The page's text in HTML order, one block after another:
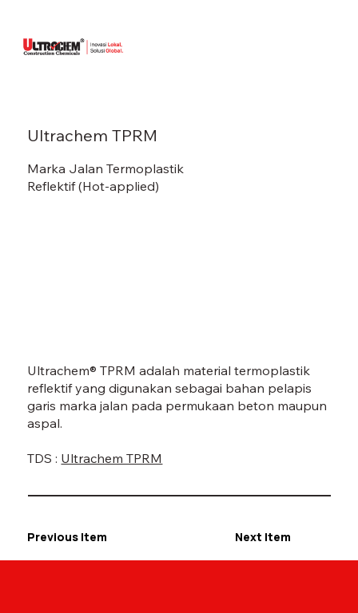
Ultrachem TPRM
Marka Jalan Termoplastik
Reflektif (Hot-applied)
Ultrachem® TPRM adalah material termoplastik
reflektif yang digunakan sebagai bahan pelapis
garis marka jalan pada permukaan beton maupun
aspal.
TDS : Ultrachem TPRM
Previous Item Next Item